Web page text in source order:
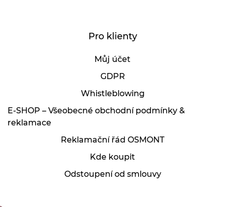
Pro klienty
Můj účet
GDPR
Whistleblowing
E-SHOP – Všeobecné obchodní podmínky &
reklamace
Reklamační řád OSMONT
Kde koupit
Odstoupení od smlouvy